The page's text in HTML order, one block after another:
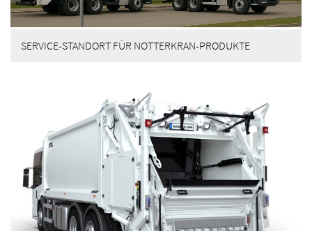
SERVICE-STANDORT FÜR NOTTERKRAN-PRODUKTE